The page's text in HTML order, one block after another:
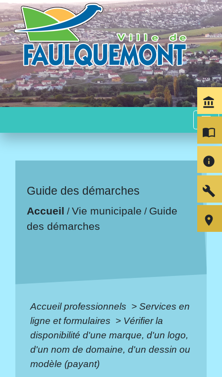
menu
Guide des démarches
Accueil /Vie municipale / Guide
des démarches
Accueil professionnels > Services en
ligne et formulaires > Vérifier la
disponibilité d'une marque, d'un logo,
d'un nom de domaine, d'un dessin ou
modèle (payant)
account_balance
import_contacts
info
build
room